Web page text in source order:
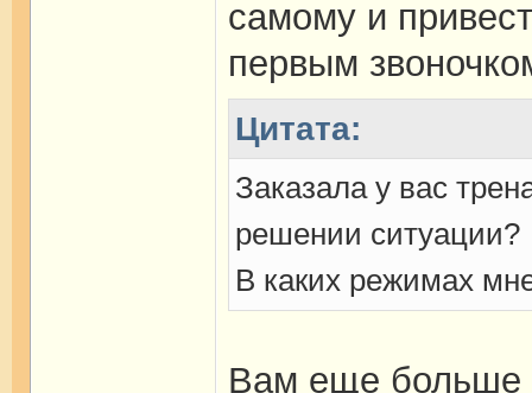
самому и
первым
Цитата:
Заказала у вас
решении ситуации?
В каких режимах
Вам еще больше